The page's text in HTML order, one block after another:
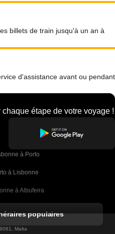
billets de train jusqu'à un an à
d'assistance avant ou pendant
étape de votre voyage !
à Porto
à Lisbonne
à Albufeira
à Lagos
populaires
Malta